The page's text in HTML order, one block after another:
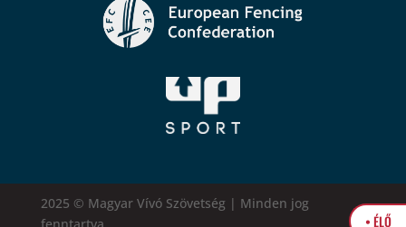
2025 © Magyar Vívó Szövetség | Minden jog
• ÉLŐ